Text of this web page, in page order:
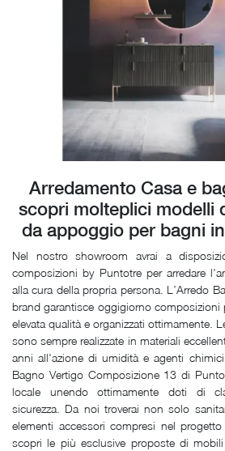
Arredamento Casa e
scopri molteplici modelli
da appoggio per bagni
Nel nostro showroom avrai a
composizioni by Puntotre per arredare
alla cura della propria persona. L’Arredo
brand garantisce oggigiorno composizioni
elevata qualità e organizzati ottimamente.
sono sempre realizzate in materiali
anni all'azione di umidità e agenti
Bagno Vertigo Composizione 13 di
locale unendo ottimamente doti di
sicurezza. Da noi troverai non solo
elementi accessori compresi nel
scopri le più esclusive proposte di